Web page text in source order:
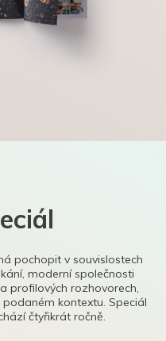
pochopit v souvislostech
moderní společnosti
profilových rozhovorech,
kontextu. Speciál
čtyřikrát ročně.